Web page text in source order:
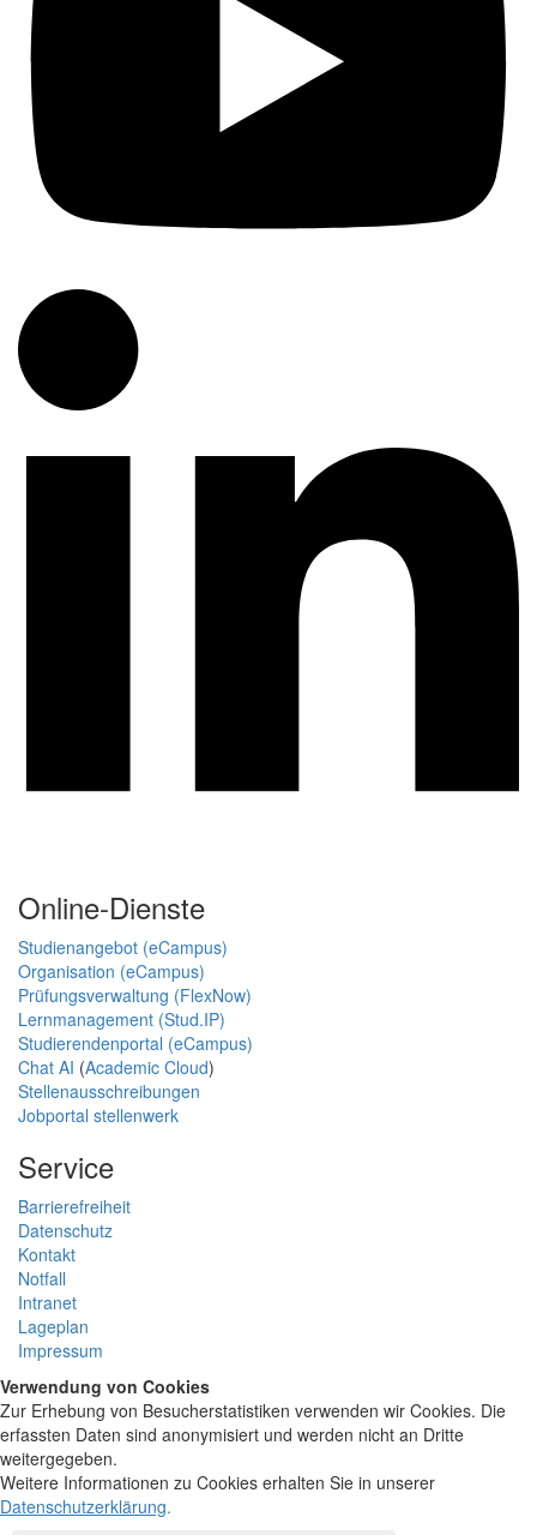
Online-Dienste
Studienangebot (eCampus)
Organisation (eCampus)
Prüfungsverwaltung (FlexNow)
Lernmanagement (Stud.IP)
Studierendenportal (eCampus)
Chat AI (Academic Cloud)
Stellenausschreibungen
Jobportal stellenwerk
Service
Barrierefreiheit
Datenschutz
Kontakt
Notfall
Intranet
Lageplan
Impressum
Verwendung von Cookies
Zur Erhebung von Besucherstatistiken verwenden wir Cookies. Die
erfassten Daten sind anonymisiert und werden nicht an Dritte
weitergegeben.
Weitere Informationen zu Cookies erhalten Sie in unserer
Datenschutzerklärung.